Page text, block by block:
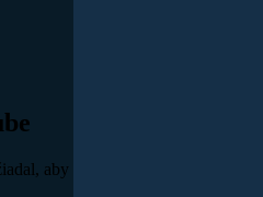
aby som pridal svoj príspevok